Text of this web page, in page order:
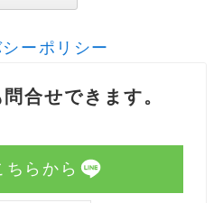
ーポリシー
合せできます。
ちらから